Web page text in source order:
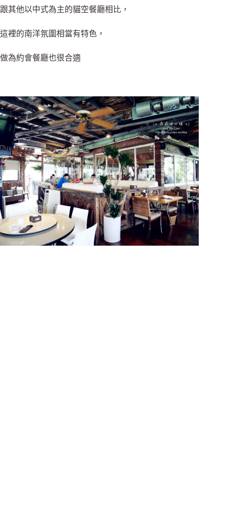
跟其他以中式為主的貓空餐廳相比，
這裡的南洋氛圍相當有特色，
做為約會餐廳也很合適